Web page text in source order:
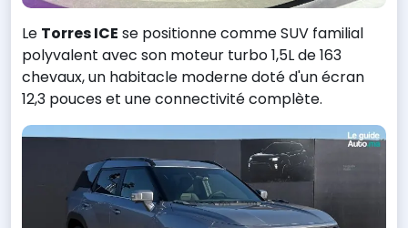
Le Torres ICE se positionne comme SUV familial
polyvalent avec son moteur turbo 1,5L de 163
chevaux, un habitacle moderne doté d'un écran
12,3 pouces et une connectivité complète.